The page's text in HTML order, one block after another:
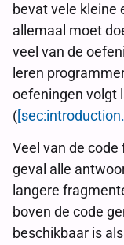
bevat vele kleine
allemaal moet
veel van de
leren
oefeningen volgt
(
Veel van de
geval alle
langere
boven de code
beschikbaar is